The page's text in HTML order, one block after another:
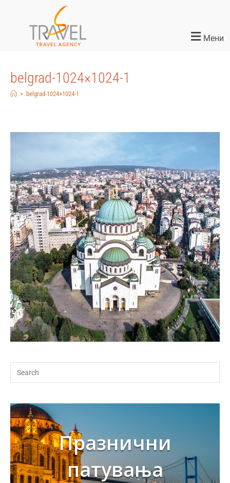
Мени
belgrad-1024×1024-1
> belgrad-1024×1024-1
Празнични
патувања